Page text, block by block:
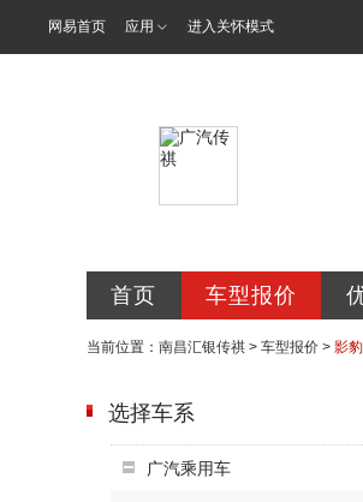
网易首页 应用 进入关怀模式
首页 车型报价
当前位置： 南昌汇银传祺 > 车型报价 > 影豹
选择车系
广汽乘用车